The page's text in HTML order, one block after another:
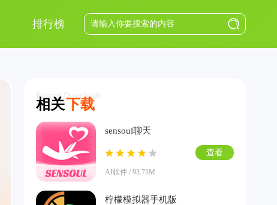
排行榜
相关下载
Related Downloads
sensoul聊天
AI软件 / 93.71M
查看
柠檬模拟器手机版